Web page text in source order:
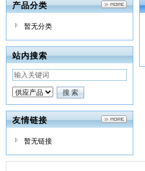
产品分类
暂无分类
站内搜索
友情链接
暂无链接